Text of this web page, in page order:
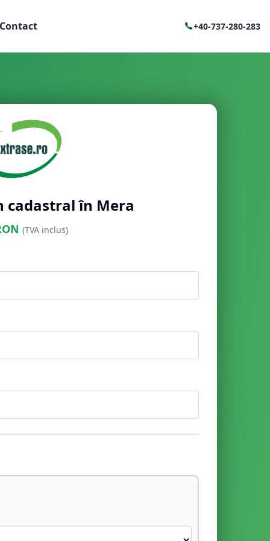
Contact +40-737-280-283
cadastral în Mera
(TVA inclus)